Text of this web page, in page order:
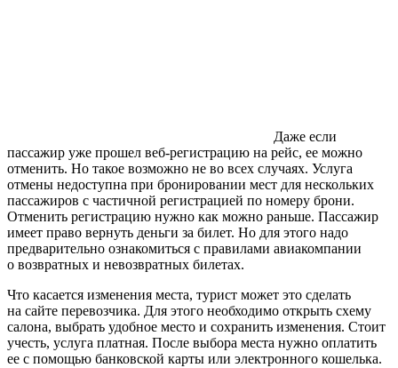
Даже если
пассажир уже прошел веб-регистрацию на рейс, ее можно
отменить. Но такое возможно не во всех случаях. Услуга
отмены недоступна при бронировании мест для нескольких
пассажиров с частичной регистрацией по номеру брони.
Отменить регистрацию нужно как можно раньше. Пассажир
имеет право вернуть деньги за билет. Но для этого надо
предварительно ознакомиться с правилами авиакомпании
о возвратных и невозвратных билетах.
Что касается изменения места, турист может это сделать
на сайте перевозчика. Для этого необходимо открыть схему
салона, выбрать удобное место и сохранить изменения. Стоит
учесть, услуга платная. После выбора места нужно оплатить
ее с помощью банковской карты или электронного кошелька.